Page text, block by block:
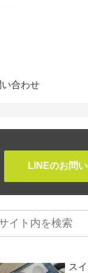
合わせ
LINEのお問
ス